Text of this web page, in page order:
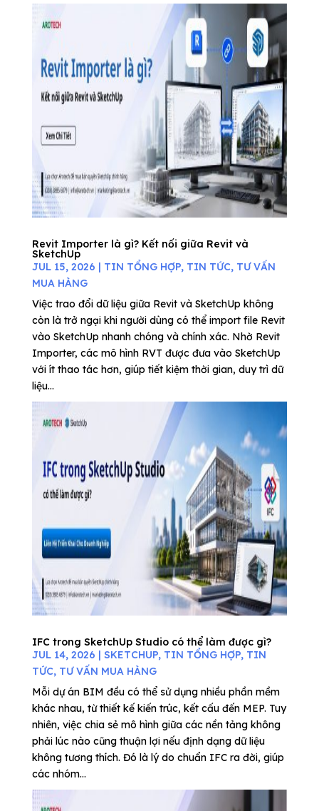
Revit Importer là gì? Kết nối giữa Revit và
SketchUp
JUL 15, 2026 | TIN TỔNG HỢP, TIN TỨC, TƯ VẤN
MUA HÀNG
Việc trao đổi dữ liệu giữa Revit và SketchUp không
còn là trở ngại khi người dùng có thể import file Revit
vào SketchUp nhanh chóng và chính xác. Nhờ Revit
Importer, các mô hình RVT được đưa vào SketchUp
với ít thao tác hơn, giúp tiết kiệm thời gian, duy trì dữ
liệu...
IFC trong SketchUp Studio có thể làm được gì?
JUL 14, 2026 | SKETCHUP, TIN TỔNG HỢP, TIN
TỨC, TƯ VẤN MUA HÀNG
Mỗi dự án BIM đều có thể sử dụng nhiều phần mềm
khác nhau, từ thiết kế kiến trúc, kết cấu đến MEP. Tuy
nhiên, việc chia sẻ mô hình giữa các nền tảng không
phải lúc nào cũng thuận lợi nếu định dạng dữ liệu
không tương thích. Đó là lý do chuẩn IFC ra đời, giúp
các nhóm...